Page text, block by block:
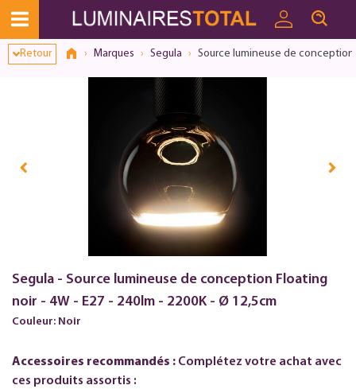
Retour Marques Segula Source lumineuse de conception
Segula - Source lumineuse de conception Floating
noir - 4W - E27 - 240lm - 2200K - Ø 12,5cm
Couleur: Noir
Accessoires recommandés : Complétez votre achat avec
ces produits assortis :